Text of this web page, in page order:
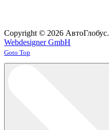
Copyright © 2026 АвтоГлобус.
Webdesigner GmbH
Joomla! 3 Templates
Goto Top